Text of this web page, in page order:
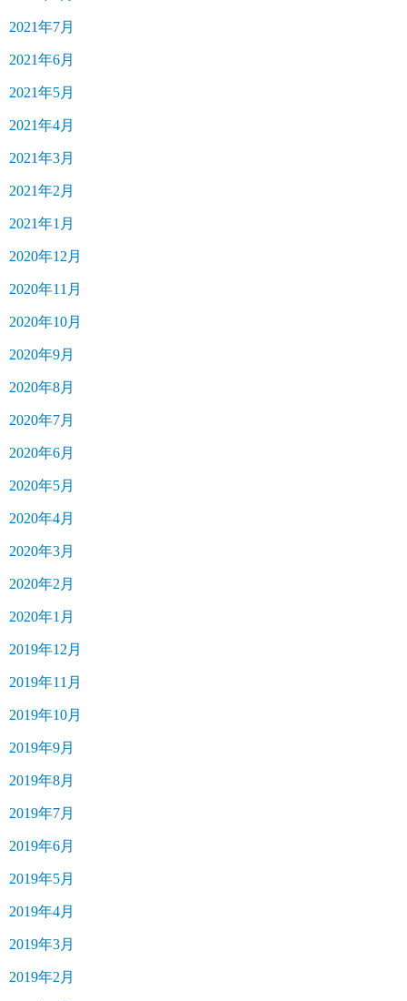
2021年7月
2021年6月
2021年5月
2021年4月
2021年3月
2021年2月
2021年1月
2020年12月
2020年11月
2020年10月
2020年9月
2020年8月
2020年7月
2020年6月
2020年5月
2020年4月
2020年3月
2020年2月
2020年1月
2019年12月
2019年11月
2019年10月
2019年9月
2019年8月
2019年7月
2019年6月
2019年5月
2019年4月
2019年3月
2019年2月